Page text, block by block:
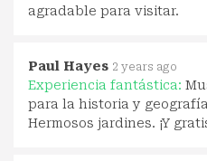
agradable para visitar.
Paul Hayes 2 years ago
Experiencia fantástica:
para la historia y
Hermosos jardines. ¡Y